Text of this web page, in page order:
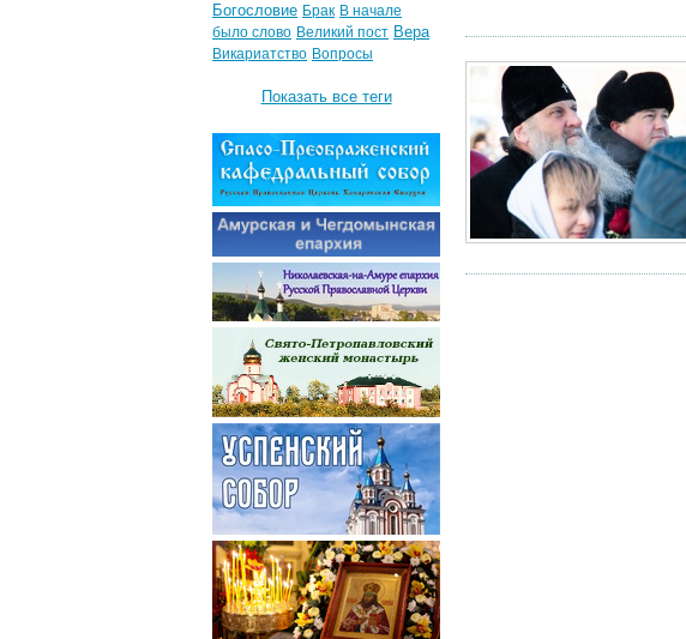
Богословие Брак В начале
было слово Великий пост Вера
Викариатство Вопросы
Показать все теги